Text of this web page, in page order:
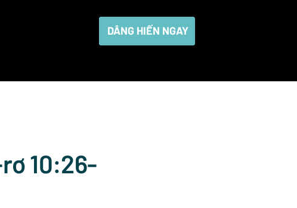
DÂNG HIẾN NGAY
10:26-